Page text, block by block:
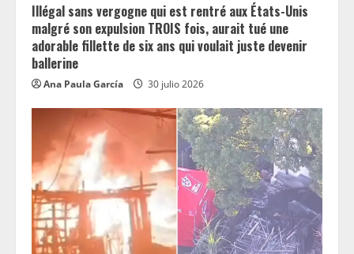
Illégal sans vergogne qui est rentré aux États-Unis
malgré son expulsion TROIS fois, aurait tué une
adorable fillette de six ans qui voulait juste devenir
ballerine
Ana Paula García 30 julio 2026